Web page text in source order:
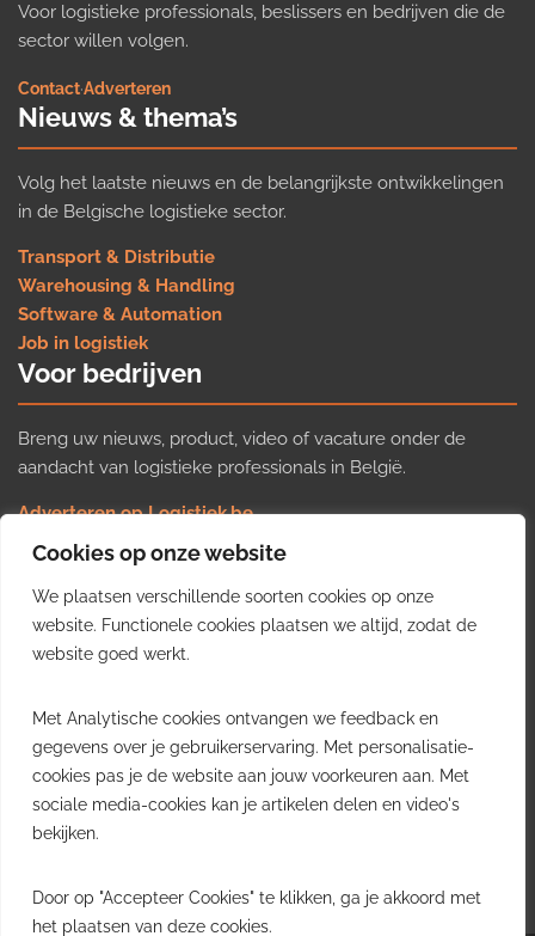
Cookies op onze website
We plaatsen verschillende soorten cookies op onze
website. Functionele cookies plaatsen we altijd, zodat de
website goed werkt.
Met Analytische cookies ontvangen we feedback en
gegevens over je gebruikerservaring. Met personalisatie-
cookies pas je de website aan jouw voorkeuren aan. Met
sociale media-cookies kan je artikelen delen en video's
bekijken.
Door op "Accepteer Cookies" te klikken, ga je akkoord met
het plaatsen van deze cookies.
Voor logistieke professionals, beslissers en bedrijven die de
sector willen volgen.
Contact·Adverteren
Nieuws & thema’s
Volg het laatste nieuws en de belangrijkste ontwikkelingen
in de Belgische logistieke sector.
Transport & Distributie
Warehousing & Handling
Software & Automation
Job in logistiek
Voor bedrijven
Breng uw nieuws, product, video of vacature onder de
aandacht van logistieke professionals in België.
Adverteren op Logistiek.be
Nieuws insturen
Uw video op Logistiek.TV
Job plaatsen
Gratis wekelijkse update
inzichten uit de Belgische logistieke sector in uw inbox.
Ontvang je gratis
wekelijkse update
Uitschrijven kan altijd.